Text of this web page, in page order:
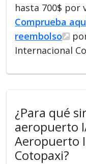
hasta 700$ por
Comprueba
reembolso
Internacional
¿Para qué
aeropuerto
Aeropuerto
Cotopaxi?